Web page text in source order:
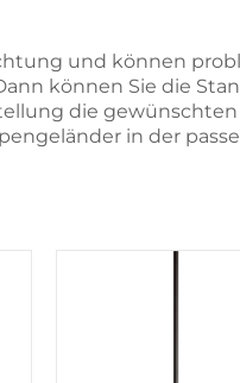
und können
können Sie die
die gewünschten
in der